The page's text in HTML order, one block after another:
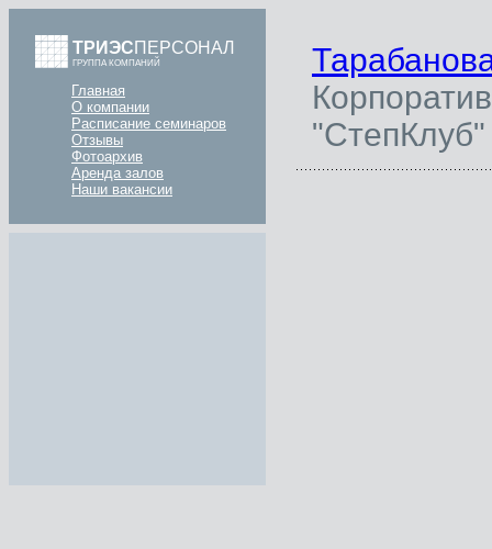
ТРИЭСПЕРСОНАЛ
ГРУППА КОМПАНИЙ
Главная
О компании
Расписание семинаров
Отзывы
Фотоархив
Аренда залов
Наши вакансии
"СтепКлуб"